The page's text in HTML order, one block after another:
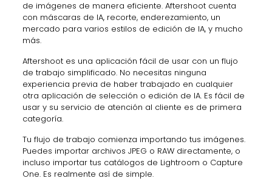
de imágenes de manera eficiente. Aftershoot cuenta
con máscaras de IA, recorte, enderezamiento, un
mercado para varios estilos de edición de IA, y mucho
más.
Aftershoot es una aplicación fácil de usar con un flujo
de trabajo simplificado. No necesitas ninguna
experiencia previa de haber trabajado en cualquier
otra aplicación de selección o edición de IA. Es fácil de
usar y su servicio de atención al cliente es de primera
categoría.
Tu flujo de trabajo comienza importando tus imágenes.
Puedes importar archivos JPEG o RAW directamente, o
incluso importar tus catálogos de Lightroom o Capture
One. Es realmente así de simple.